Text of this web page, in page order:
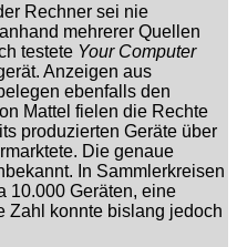
Rechner sei nie
mehrerer Quellen
testete Your Computer
Anzeigen aus
ebenfalls den
Mattel fielen die Rechte
produzierten Geräte über
Die genaue
In Sammlerkreisen
10.000 Geräten, eine
Zahl konnte bislang jedoch